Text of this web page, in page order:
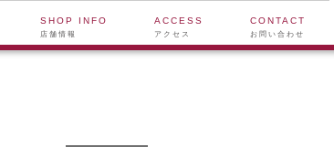
SHOP INFO
店舗情報
ACCESS
アクセス
CONTACT
お問い合わせ